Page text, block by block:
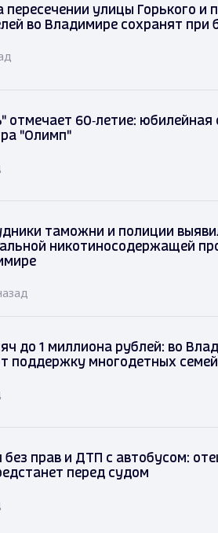
пересечении улицы Горького и
во Владимире сохранят при
отмечает 60‑летие:
"Олимп"
таможни и полиции
никотиносодержащей
до 1 миллиона рублей: во
поддержку многодетных семей
прав и ДТП с автобусом:
перед судом